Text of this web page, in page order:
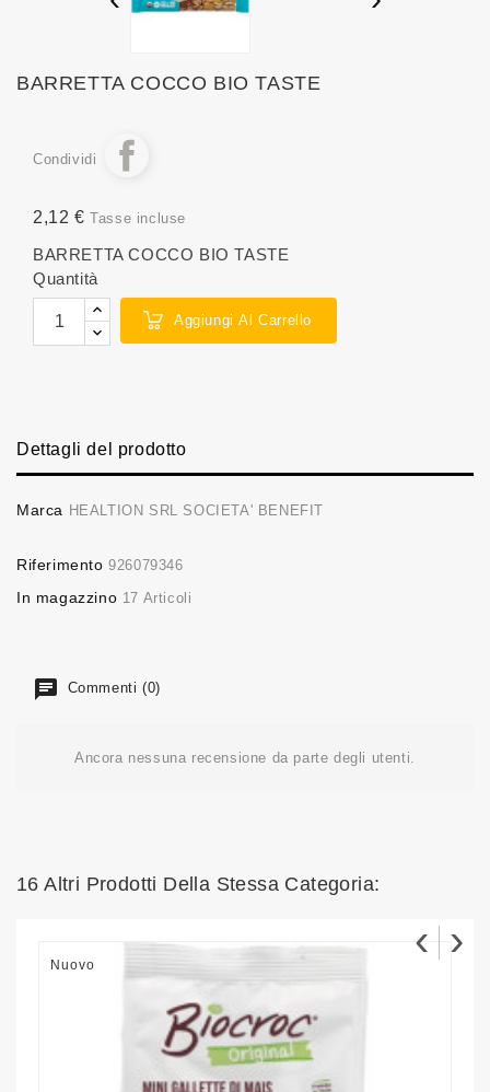
BARRETTA COCCO BIO TASTE
Condividi
2,12 € Tasse incluse
BARRETTA COCCO BIO TASTE
Quantità
Aggiungi Al Carrello
Dettagli del prodotto
Marca HEALTION SRL SOCIETA' BENEFIT
Riferimento 926079346
In magazzino 17 Articoli
Commenti (0)
Ancora nessuna recensione da parte degli utenti.
16 Altri Prodotti Della Stessa Categoria:
Nuovo
‹ ›